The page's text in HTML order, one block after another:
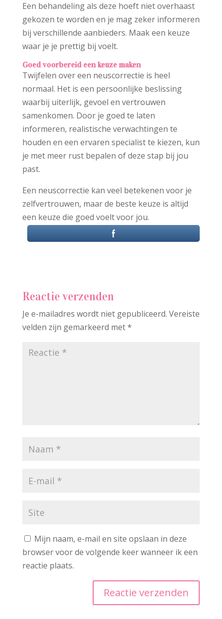
Een behandeling als deze hoeft niet overhaast
gekozen te worden en je mag zeker informeren
bij verschillende aanbieders. Maak een keuze
waar je je prettig bij voelt.
Goed voorbereid een keuze maken
Twijfelen over een neuscorrectie is heel
normaal. Het is een persoonlijke beslissing
waarbij uiterlijk, gevoel en vertrouwen
samenkomen. Door je goed te laten
informeren, realistische verwachtingen te
houden en een ervaren specialist te kiezen, kun
je met meer rust bepalen of deze stap bij jou
past.
Een neuscorrectie kan veel betekenen voor je
zelfvertrouwen, maar de beste keuze is altijd
een keuze die goed voelt voor jou.
Reactie verzenden
Je e-mailadres wordt niet gepubliceerd. Vereiste
velden zijn gemarkeerd met*
Mijn naam, e-mail en site opslaan in deze
browser voor de volgende keer wanneer ik een
reactie plaats.